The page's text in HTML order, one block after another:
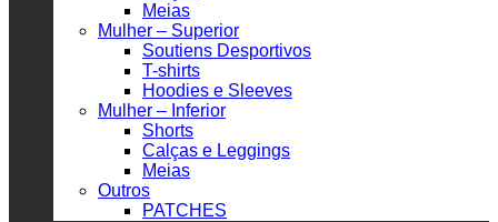
Meias
Mulher – Superior
Soutiens Desportivos
T-shirts
Hoodies e Sleeves
Mulher – Inferior
Shorts
Calças e Leggings
Meias
Outros
PATCHES